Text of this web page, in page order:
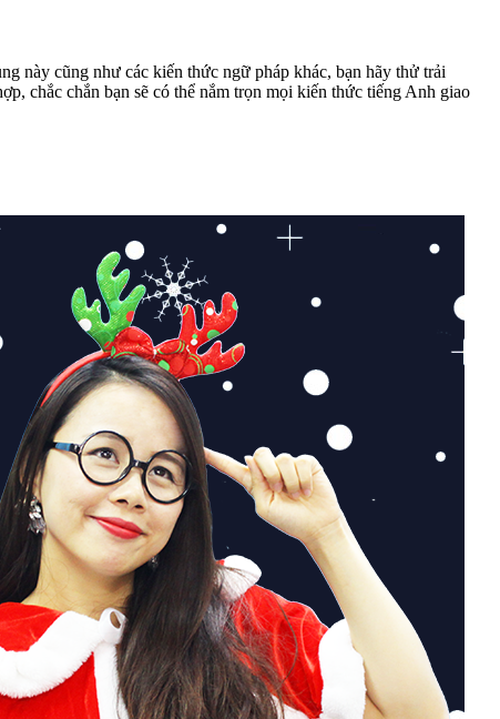
này cũng như các kiến thức ngữ pháp khác, bạn hãy thử trải
chắc chắn bạn sẽ có thể nắm trọn mọi kiến thức tiếng Anh giao